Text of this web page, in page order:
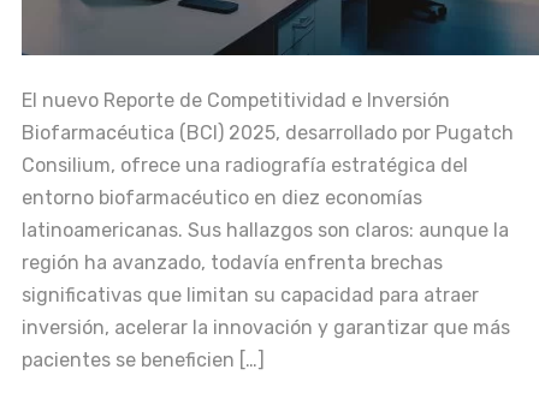
El nuevo Reporte de Competitividad e Inversión
Biofarmacéutica (BCI) 2025, desarrollado por Pugatch
Consilium, ofrece una radiografía estratégica del
entorno biofarmacéutico en diez economías
latinoamericanas. Sus hallazgos son claros: aunque la
región ha avanzado, todavía enfrenta brechas
significativas que limitan su capacidad para atraer
inversión, acelerar la innovación y garantizar que más
pacientes se beneficien […]